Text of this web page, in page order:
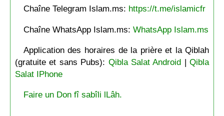
Chaîne Telegram Islam.ms: https://t.me/islamicfr
Chaîne WhatsApp Islam.ms: WhatsApp Islam.ms
Application des horaires de la prière et la Qiblah
(gratuite et sans Pubs): Qibla Salat Android |Qibla
Salat IPhone
Faire un Don fî sabîli lLâh.